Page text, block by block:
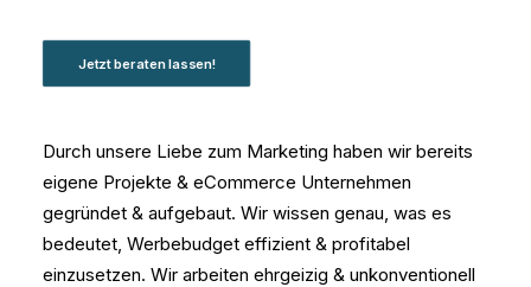
Jetzt beraten lassen!
Durch unsere Liebe zum Marketing haben wir bereits
eigene Projekte & eCommerce Unternehmen
gegründet & aufgebaut. Wir wissen genau, was es
bedeutet, Werbebudget effizient & profitabel
einzusetzen. Wir arbeiten ehrgeizig & unkonventionell